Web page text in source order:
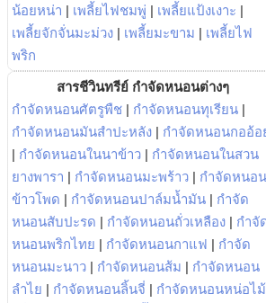
น้อยหน่า | เพลี้ยไฟชมพู่ | เพลี้ยแป้งเงาะ |
เพลี้ยจักจั่นมะม่วง | เพลี้ยมะขาม | เพลี้ยไฟ
พริก
สารชีวินทรีย์ กำจัดหนอนต่างๆ
กำจัดหนอนศัตรูพืช | กำจัดหนอนทุเรียน |
กำจัดหนอนมันสำปะหลัง | กำจัดหนอนกออ้อ
| กำจัดหนอนในนาข้าว | กำจัดหนอนในสวน
ยางพารา | กำจัดหนอนมะพร้าว | กำจัดหนอน
ข้าวโพด | กำจัดหนอนปาล์มน้ำมัน | กำจัด
หนอนสับปะรด | กำจัดหนอนถั่วเหลือง | กำจั
หนอนพริกไทย | กำจัดหนอนกาแฟ | กำจัด
หนอนมะนาว | กำจัดหนอนส้ม | กำจัดหนอน
ลำไย | กำจัดหนอนลิ้นจี่ | กำจัดหนอนหน่อไม้